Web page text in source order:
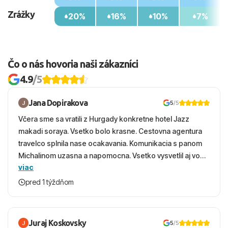
Zrážky
20%
16%
10%
7%
Čo o nás hovoria naši zákazníci
4.9/5
Jana Dopirakova 5/5
Včera sme sa vratili z Hurgady konkretne hotel Jazz
makadi soraya. Vsetko bolo krasne. Cestovna agentura
travelco splnila nase ocakavania. Komunikacia s panom
Michalinom uzasna a napomocna. Vsetko vysvetlil aj vo
vecernych hodinach zaco sa ospravedlnujem. Hotel
krasny, cisty. Sluzby top. Strava, prostredie, more,
viac
pred 1 týždňom
Juraj Koskovsky 5/5